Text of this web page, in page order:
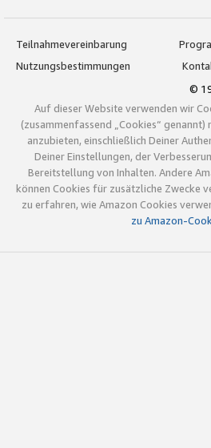
Teilnahmevereinbarung
Nutzungsbestimmungen
©
Auf dieser Website verwenden wir
(zusammenfassend „Cookies“ genannt)
anzubieten, einschließlich Deiner
Deiner Einstellungen, der
Bereitstellung von Inhalten. Andere
können Cookies für zusätzliche Zwecke
zu erfahren, wie Amazon Cookies
zu Amazon-